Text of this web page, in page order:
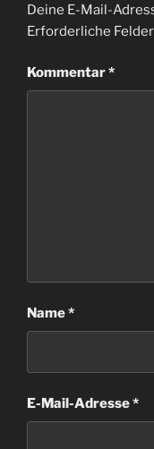
Deine E-Mail-
Erforderliche
Kommentar*
Name*
E-Mail-Adresse*